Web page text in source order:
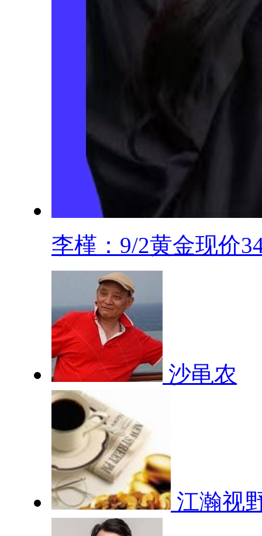
李槿：9/2黄金现价
沙黾农
江瀚视